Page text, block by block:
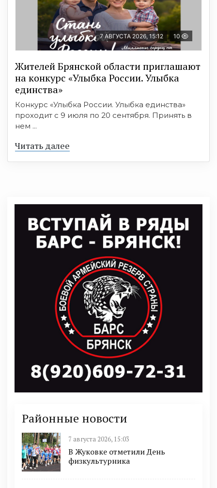
7 АВГУСТА 2026, 15:12 10
Жителей Брянской области приглашают
на конкурс «Улыбка России. Улыбка
единства»
Конкурс «Улыбка России. Улыбка единства»
проходит с 9 июля по 20 сентября. Принять в
нем ...
Читать далее
Районные новости
7 августа 2026, 15:03
В Жуковке отметили День
физкультурника